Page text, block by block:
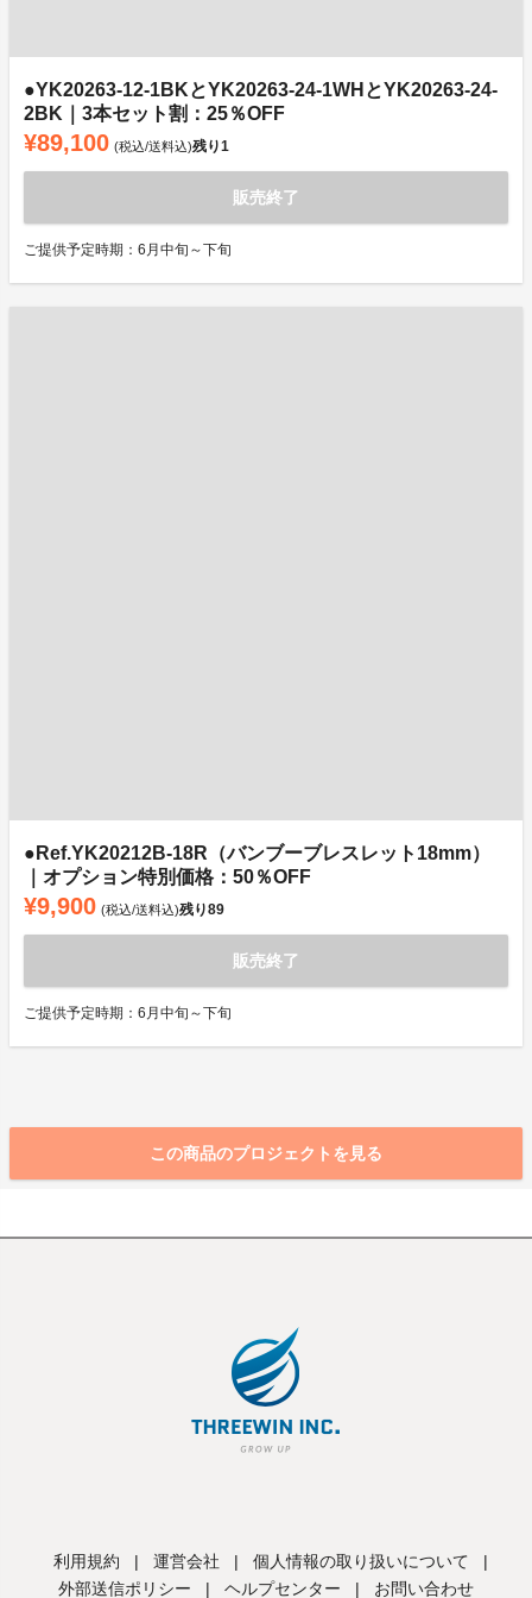
●YK20263-12-1BKとYK20263-24-1WHとYK20263-24-
2BK｜3本セット割：25％OFF
¥89,100 (税込/送料込)残り1
販売終了
ご提供予定時期：6月中旬～下旬
●Ref.YK20212B-18R（バンブーブレスレット18mm）
｜オプション特別価格：50％OFF
¥9,900 (税込/送料込)残り89
販売終了
ご提供予定時期：6月中旬～下旬
この商品のプロジェクトを見る
利用規約 | 運営会社 | 個人情報の取り扱いについて
|
外部送信ポリシー
| ヘルプセンター | お問い合わせ